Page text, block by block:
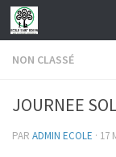
Skip to content
NON CLASSÉ
JOURNEE
PAR ADMIN ECOLE · 17